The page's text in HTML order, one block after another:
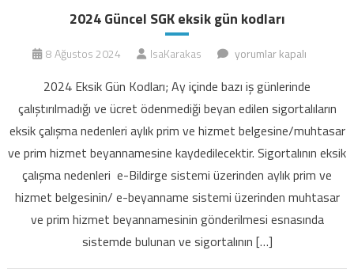
2024 Güncel SGK eksik gün kodları
8 Ağustos 2024 IsaKarakas
2024
SGK
eksik
gün
kodları
için
yorumlar kapalı
2024 Eksik Gün Kodları; Ay içinde bazı iş günlerinde
çalıştırılmadığı ve ücret ödenmediği beyan edilen sigortalıların
eksik çalışma nedenleri aylık prim ve hizmet belgesine/muhtasar
ve prim hizmet beyannamesine kaydedilecektir. Sigortalının eksik
çalışma nedenleri e-Bildirge sistemi üzerinden aylık prim ve
hizmet belgesinin/ e-beyanname sistemi üzerinden muhtasar
ve prim hizmet beyannamesinin gönderilmesi esnasında
sistemde bulunan ve sigortalının […]